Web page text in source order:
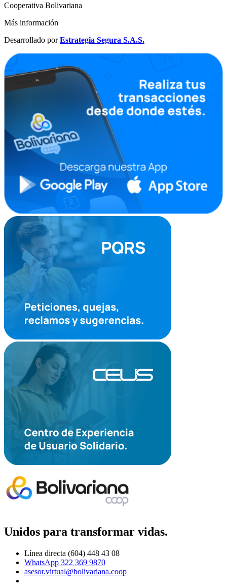
Cooperativa Bolivariana
Más información
Desarrollado porEstrategia Segura S.A.S.
Unidos para transformar vidas.
Línea directa (604) 448 43 08
WhatsApp 322 369 9870
asesor.virtual@bolivariana.coop